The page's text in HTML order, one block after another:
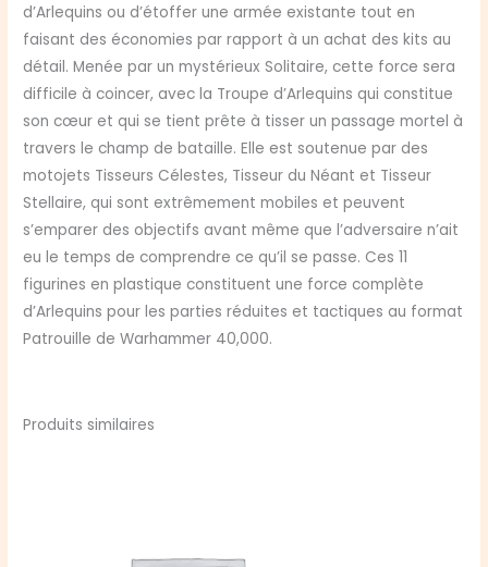
d’Arlequins ou d’étoffer une armée existante tout en
faisant des économies par rapport à un achat des kits au
détail. Menée par un mystérieux Solitaire, cette force sera
difficile à coincer, avec la Troupe d’Arlequins qui constitue
son cœur et qui se tient prête à tisser un passage mortel à
travers le champ de bataille. Elle est soutenue par des
motojets Tisseurs Célestes, Tisseur du Néant et Tisseur
Stellaire, qui sont extrêmement mobiles et peuvent
s’emparer des objectifs avant même que l’adversaire n’ait
eu le temps de comprendre ce qu’il se passe. Ces 11
figurines en plastique constituent une force complète
d’Arlequins pour les parties réduites et tactiques au format
Patrouille de Warhammer 40,000.
Produits similaires